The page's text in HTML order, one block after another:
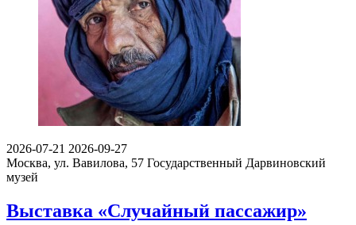
2026-07-21 2026-09-27
Москва, ул. Вавилова, 57 Государственный Дарвиновский
музей
Выставка «Случайный пассажир»